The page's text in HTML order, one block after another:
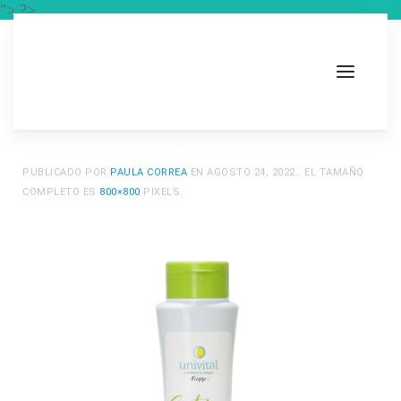
"> ?>
PUBLICADO POR PAULA CORREA EN AGOSTO 24, 2022.. EL TAMAÑO
COMPLETO ES 800×800 PIXELS.